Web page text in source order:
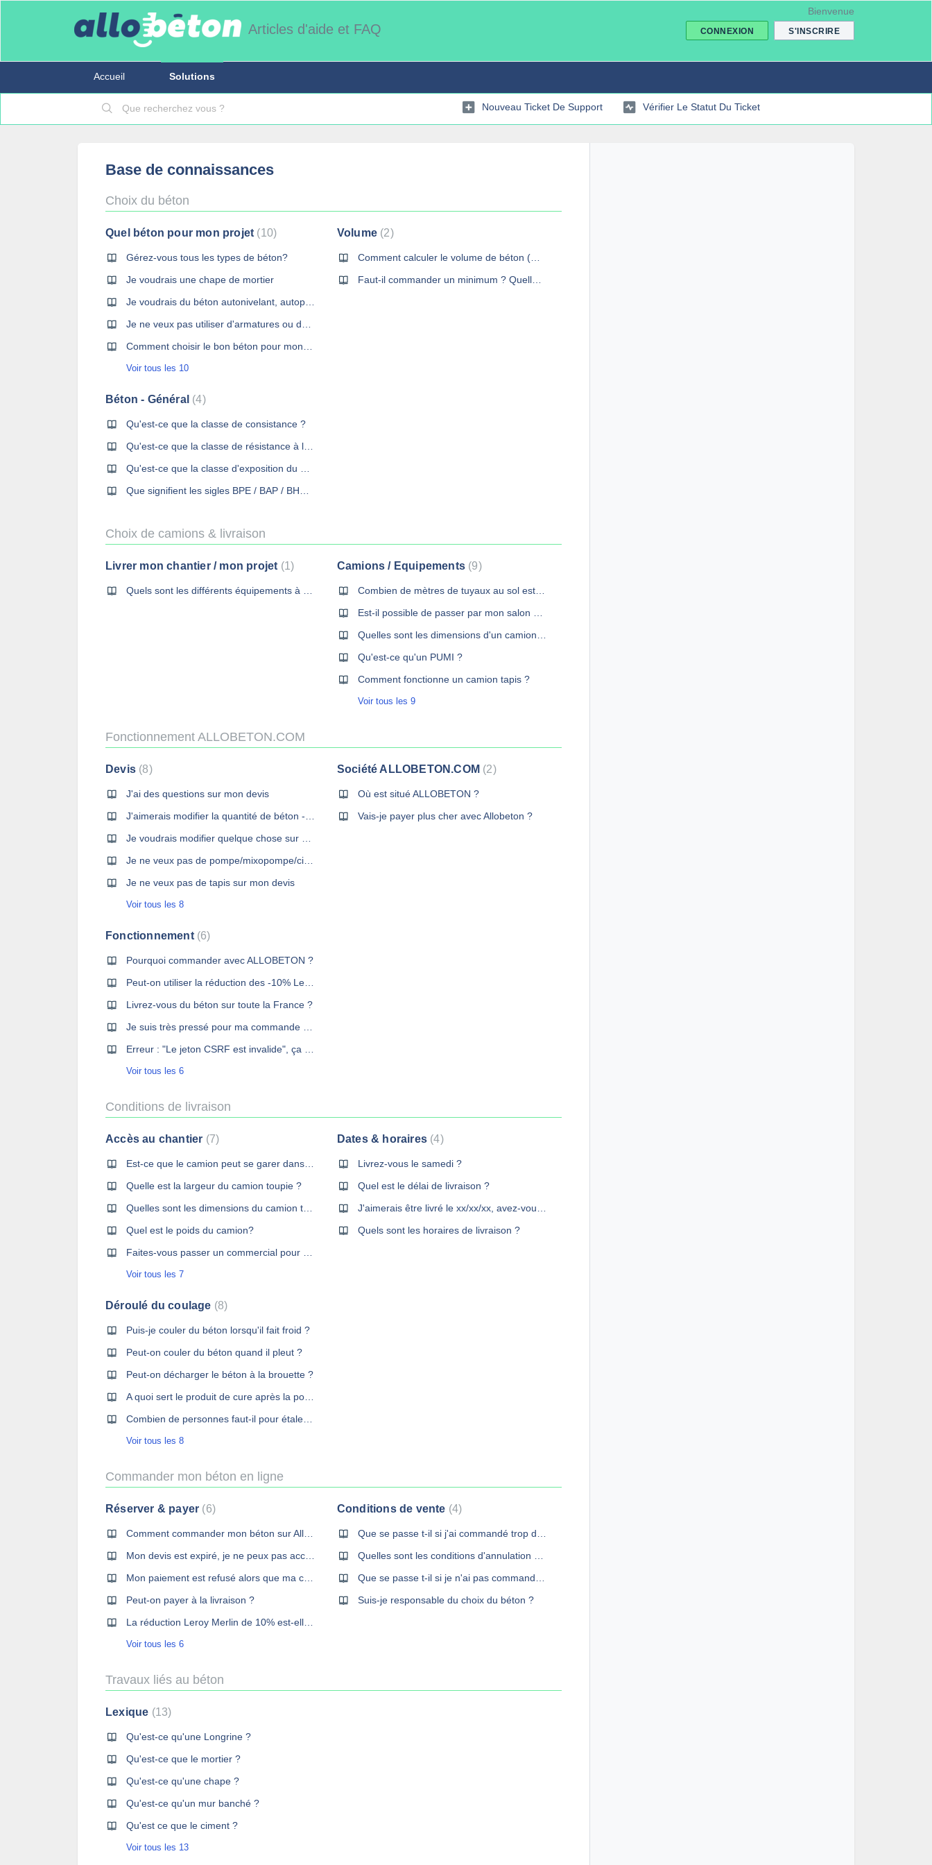
Articles d'aide et FAQ
Bienvenue
CONNEXION S'INSCRIRE
Accueil Solutions
Nouveau Ticket De Support Vérifier Le Statut Du Ticket
Base de connaissances
Choix du béton
Quel béton pour mon projet 10
Gérez-vous tous les types de béton?
Je voudrais une chape de mortier
Voir tous les 10
Volume 2
Comment calculer le volume de béton (m3) ?
Faut-il commander un minimum ? Quelle est la quantité minimale de commande?
Béton - Général 4
Qu'est-ce que la classe de consistance ?
Choix de camions & livraison
Livrer mon chantier / mon projet 1 Camions / Equipements 9
Combien de mètres de tuyaux au sol est-il possible d'avoir ?
Qu'est-ce qu'un PUMI ?
Comment fonctionne un camion tapis ?
Voir tous les 9
Fonctionnement ALLOBETON.COM
Devis 8
J'ai des questions sur mon devi​s
Je ne veux pas de tapis sur mon devis
Voir tous les 8
Société ALLOBETON.COM 2
Où est situé ALLOBETON ?
Vais-je payer plus cher avec Allobeton ?
Fonctionnement 6
Pourquoi commander avec ALLOBETON ?
Livrez-vous du béton sur toute la France ?
Voir tous les 6
Conditions de livraison
Accès au chantier 7
Quelle est la largeur du camion toupie ?
Quel est le poids du camion?
Voir tous les 7
Dates & horaires 4
Livrez-vous le samedi ?
Quel est le délai de livraison ?
Quels sont les horaires de livraison ?
Déroulé du coulage 8
Puis-je couler du béton lorsqu'il fait froid ?
Peut-on couler du béton quand il pleut ?
Peut-on décharger le béton à la brouette ?
Voir tous les 8
Commander mon béton en ligne
Réserver & payer 6
Peut-on payer à la livraison ?
Voir tous les 6
Conditions de vente 4
Suis-je responsable du choix du béton ?
Travaux liés au béton
Lexique 13
Qu'est-ce qu'une Longrine ?
Qu'est-ce que le mortier ?
Qu'est-ce qu'une chape ?
Qu'est-ce qu'un mur banché ?
Qu'est ce que le ciment ?
Voir tous les 13